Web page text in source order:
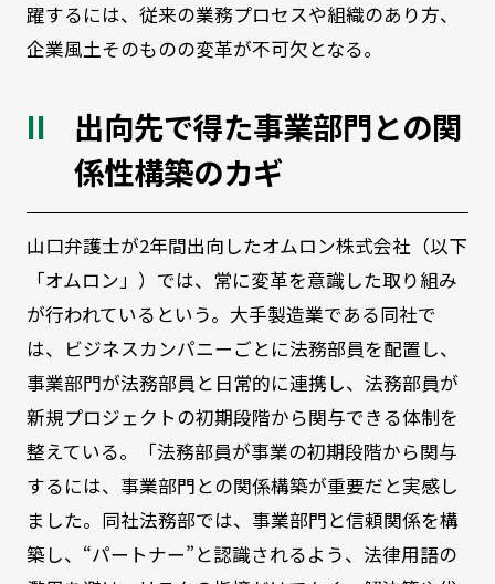
躍するには、従来の業務プロセスや組織のあり方、
企業風土そのものの変革が不可欠となる。
出向先で得た事業部門との関
係性構築のカギ
山口弁護士が2年間出向したオムロン株式会社（以下
「オムロン」）では、常に変革を意識した取り組み
が行われているという。大手製造業である同社で
は、ビジネスカンパニーごとに法務部員を配置し、
事業部門が法務部員と日常的に連携し、法務部員が
新規プロジェクトの初期段階から関与できる体制を
整えている。「法務部員が事業の初期段階から関与
するには、事業部門との関係構築が重要だと実感し
ました。同社法務部では、事業部門と信頼関係を構
築し、“パートナー”と認識されるよう、法律用語の